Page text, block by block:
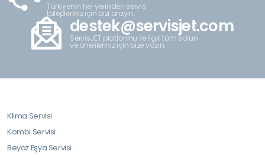
Türkiyenin her yerinden servis
talepleriniz için bizi arayın.
destek@servisjet.com
ServisJET platformu ile ilgili tüm sorun
ve önerileriniz için bize yazın.
Klima Servisi
Kombi Servisi
Beyaz Eşya Servisi